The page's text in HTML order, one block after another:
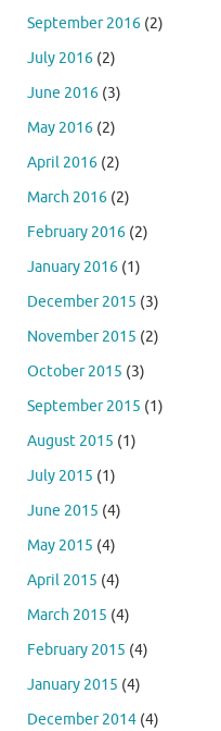
September 2016 (2)
July 2016 (2)
June 2016 (3)
May 2016 (2)
April 2016 (2)
March 2016 (2)
February 2016 (2)
January 2016 (1)
December 2015 (3)
November 2015 (2)
October 2015 (3)
September 2015 (1)
August 2015 (1)
July 2015 (1)
June 2015 (4)
May 2015 (4)
April 2015 (4)
March 2015 (4)
February 2015 (4)
January 2015 (4)
December 2014 (4)